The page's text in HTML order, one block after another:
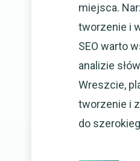
miejsca.
tworzenie i
SEO warto
analizie
Wreszcie,
tworzenie i
do